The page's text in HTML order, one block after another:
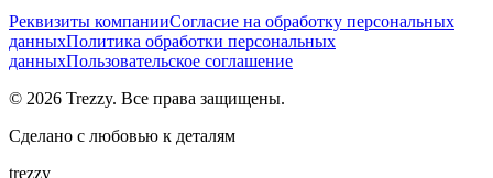
Реквизиты компанииСогласие на обработку персональных
данныхПолитика обработки персональных
данныхПользовательское соглашение
© 2026 Trezzy. Все права защищены.
Сделано с любовью к деталям
trezzy